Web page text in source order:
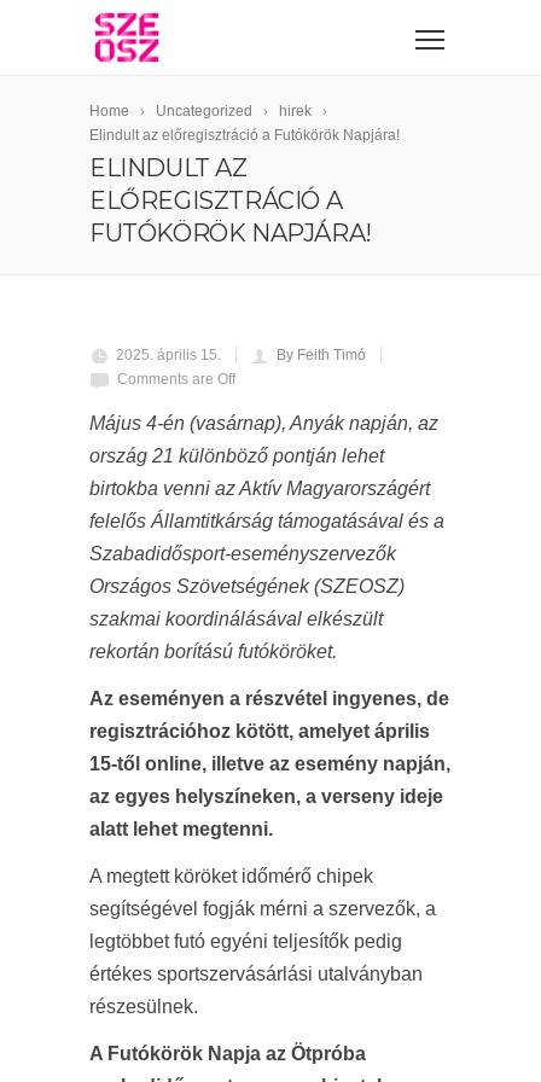
Home Uncategorized
hirek
Elindult az előregisztráció a Futókörök Napjára!
ELINDULT AZ
ELŐREGISZTRÁCIÓ A
FUTÓKÖRÖK NAPJÁRA!
2025. április 15.
By Feith Timó
Comments are Off
Május 4-én (vasárnap), Anyák napján, az
ország 21 különböző pontján lehet
birtokba venni az Aktív Magyarországért
felelős Államtitkárság támogatásával és a
Szabadidősport-eseményszervezők
Országos Szövetségének (SZEOSZ)
szakmai koordinálásával elkészült
rekortán borítású futóköröket.
Az eseményen a részvétel ingyenes, de
regisztrációhoz kötött, amelyet április
15-től online, illetve az esemény napján,
az egyes helyszíneken, a verseny ideje
alatt lehet megtenni.
A megtett köröket időmérő chipek
segítségével fogják mérni a szervezők, a
legtöbbet futó egyéni teljesítők pedig
értékes sportszervásárlási utalványban
részesülnek.
A Futókörök Napja az Ötpróba